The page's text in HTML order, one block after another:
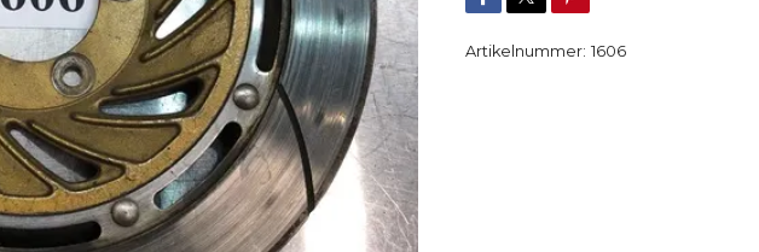
Artikelnummer: 1606